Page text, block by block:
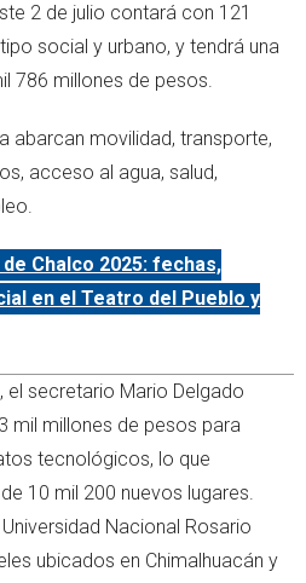
2 de julio contará con 121
social y urbano, y tendrá una
786 millones de pesos.
abarcan movilidad, transporte,
acceso al agua, salud,
de Chalco 2025: fechas,
en el Teatro del Pueblo y
el secretario Mario Delgado
mil millones de pesos para
tecnológicos, lo que
10 mil 200 nuevos lugares.
Nacional Rosario
ubicados en Chimalhuacán y